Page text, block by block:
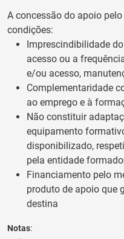
A concessão do apoio
condições:
Imprescindibilidade
acesso ou a
e/ou acesso,
Complementaridade
ao emprego e à
Não constituir
equipamento
disponibilizado,
pela entidade
Financiamento pelo
produto de apoio que
destina
Notas: